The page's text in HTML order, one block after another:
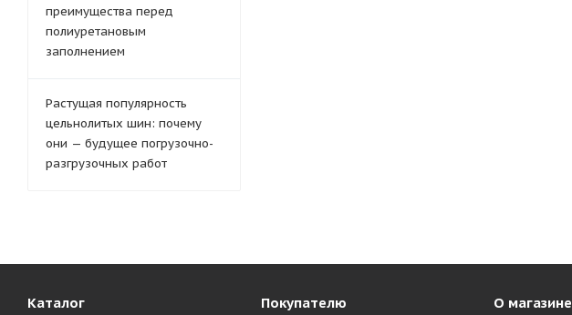
преимущества перед
полиуретановым
заполнением
Растущая популярность
цельнолитых шин: почему
они — будущее погрузочно-
разгрузочных работ
Каталог Покупателю О магазине